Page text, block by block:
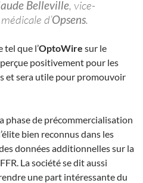
Belleville, vice-
d’Opsens.
tel que l’OptoWire sur le
positivement pour les
et sera utile pour promouvoir
phase de précommercialisation
bien reconnus dans les
données additionnelles sur la
La société se dit aussi
une part intéressante du